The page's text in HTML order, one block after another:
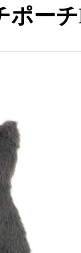
ファイル・
ホルダー
ーション
ポー